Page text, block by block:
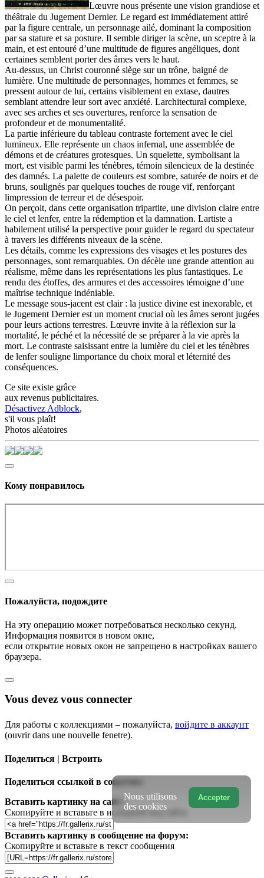
Lœuvre nous présente une vision grandiose et
théâtrale du Jugement Dernier. Le regard est immédiatement attiré
par la figure centrale, un personnage ailé, dominant la composition
par sa stature et sa posture. Il semble diriger la scène, un sceptre à la
main, et est entouré d’une multitude de figures angéliques, dont
certaines semblent porter des âmes vers le haut.
Au-dessus, un Christ couronné siège sur un trône, baigné de
lumière. Une multitude de personnages, hommes et femmes, se
pressent autour de lui, certains visiblement en extase, dautres
semblant attendre leur sort avec anxiété. Larchitectural complexe,
avec ses arches et ses ouvertures, renforce la sensation de
profondeur et de monumentalité.
La partie inférieure du tableau contraste fortement avec le ciel
lumineux. Elle représente un chaos infernal, une assemblée de
démons et de créatures grotesques. Un squelette, symbolisant la
mort, est visible parmi les ténèbres, témoin silencieux de la destinée
des damnés. La palette de couleurs est sombre, saturée de noirs et de
bruns, soulignés par quelques touches de rouge vif, renforçant
limpression de terreur et de désespoir.
On perçoit, dans cette organisation tripartite, une division claire entre
le ciel et lenfer, entre la rédemption et la damnation. Lartiste a
habilement utilisé la perspective pour guider le regard du spectateur
à travers les différents niveaux de la scène.
Les détails, comme les expressions des visages et les postures des
personnages, sont remarquables. On décèle une grande attention au
réalisme, même dans les représentations les plus fantastiques. Le
rendu des étoffes, des armures et des accessoires témoigne d’une
maîtrise technique indéniable.
Le message sous-jacent est clair : la justice divine est inexorable, et
le Jugement Dernier est un moment crucial où les âmes seront jugées
pour leurs actions terrestres. Lœuvre invite à la réflexion sur la
mortalité, le péché et la nécessité de se préparer à la vie après la
mort. Le contraste saisissant entre la lumière du ciel et les ténèbres
de lenfer souligne limportance du choix moral et léternité des
conséquences.
Ce site existe grâce
aux revenus publicitaires.
Désactivez Adblock,
s'il vous plaît!
Photos aléatoires
Кому понравилось
Пожалуйста, подождите
На эту операцию может потребоваться несколько секунд.
Информация появится в новом окне,
если открытие новых окон не запрещено в настройках вашего
браузера.
Vous devez vous connecter
Для работы с коллекциями – пожалуйста, войдите в аккаунт
(ouvrir dans une nouvelle fenetre).
Поделиться | Встроить
Поделиться ссылкой в соцсетях:
Вставить картинку на сайт:
Скопируйте и вставьте в исходный код сайта
Вставить картинку в сообщение на форум:
Скопируйте и вставьте в текст сообщения
Accepter
Nous utilisons
des cookies